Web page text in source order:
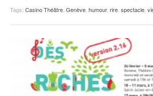
Tags: Casino Théâtre, Genève, humour, rire, spectacle,